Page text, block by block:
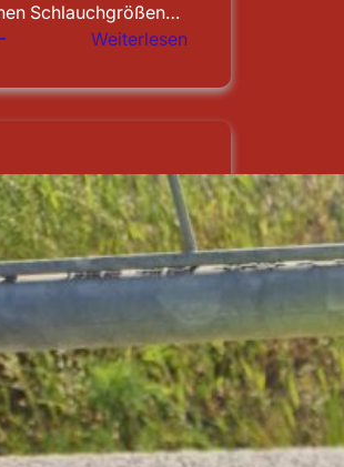
Schlauchgrößen…
Weiterlesen
unserer